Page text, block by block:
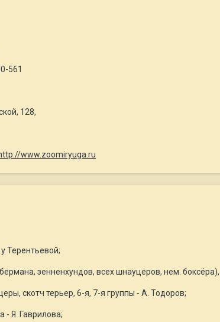
561
128,
www.zoomiryuga.ru
Терентьевой;
зенненхундов, всех шнауцеров, нем.
скотч терьер, 6-я, 7-я группы - А. Тодоров;
- Я. Гаврилова;